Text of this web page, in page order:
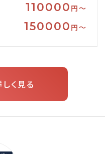
110000 円〜
150000 円〜
く見る